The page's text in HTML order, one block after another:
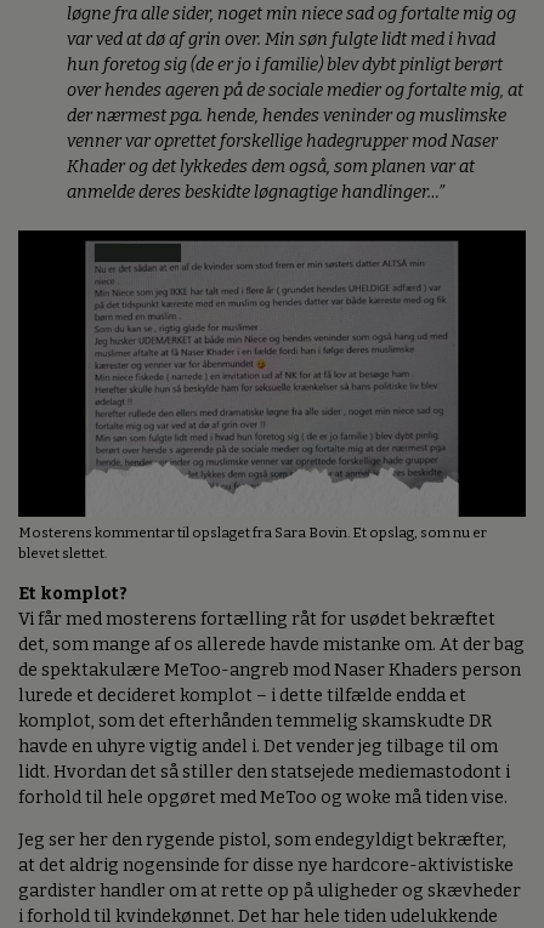
løgne fra alle sider, noget min niece sad og fortalte mig og
var ved at dø af grin over. Min søn fulgte lidt med i hvad
hun foretog sig (de er jo i familie) blev dybt pinligt berørt
over hendes ageren på de sociale medier og fortalte mig, at
der nærmest pga. hende, hendes veninder og muslimske
venner var oprettet forskellige hadegrupper mod Naser
Khader og det lykkedes dem også, som planen var at
anmelde deres beskidte løgnagtige handlinger…”
Mosterens kommentar til opslaget fra Sara Bovin. Et opslag, som nu er
blevet slettet.
Et komplot?
Vi får med mosterens fortælling råt for usødet bekræftet
det, som mange af os allerede havde mistanke om. At der bag
de spektakulære MeToo-angreb mod Naser Khaders person
lurede et decideret komplot – i dette tilfælde endda et
komplot, som det efterhånden temmelig skamskudte DR
havde en uhyre vigtig andel i. Det vender jeg tilbage til om
lidt. Hvordan det så stiller den statsejede mediemastodont i
forhold til hele opgøret med MeToo og woke må tiden vise.
Jeg ser her den rygende pistol, som endegyldigt bekræfter,
at det aldrig nogensinde for disse nye hardcore-aktivistiske
gardister handler om at rette op på uligheder og skævheder
i forhold til kvindekønnet. Det har hele tiden udelukkende